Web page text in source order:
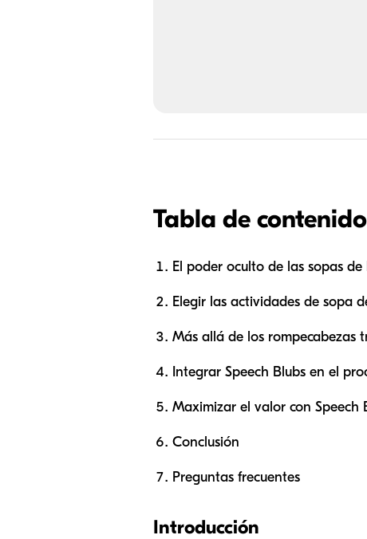
Tabla de contenido
El poder oculto de las sopas
Elegir las actividades de sopa
Más allá de los rompecabezas
Integrar Speech Blubs en el
Maximizar el valor con Speech
Conclusión
Preguntas frecuentes
Introducción